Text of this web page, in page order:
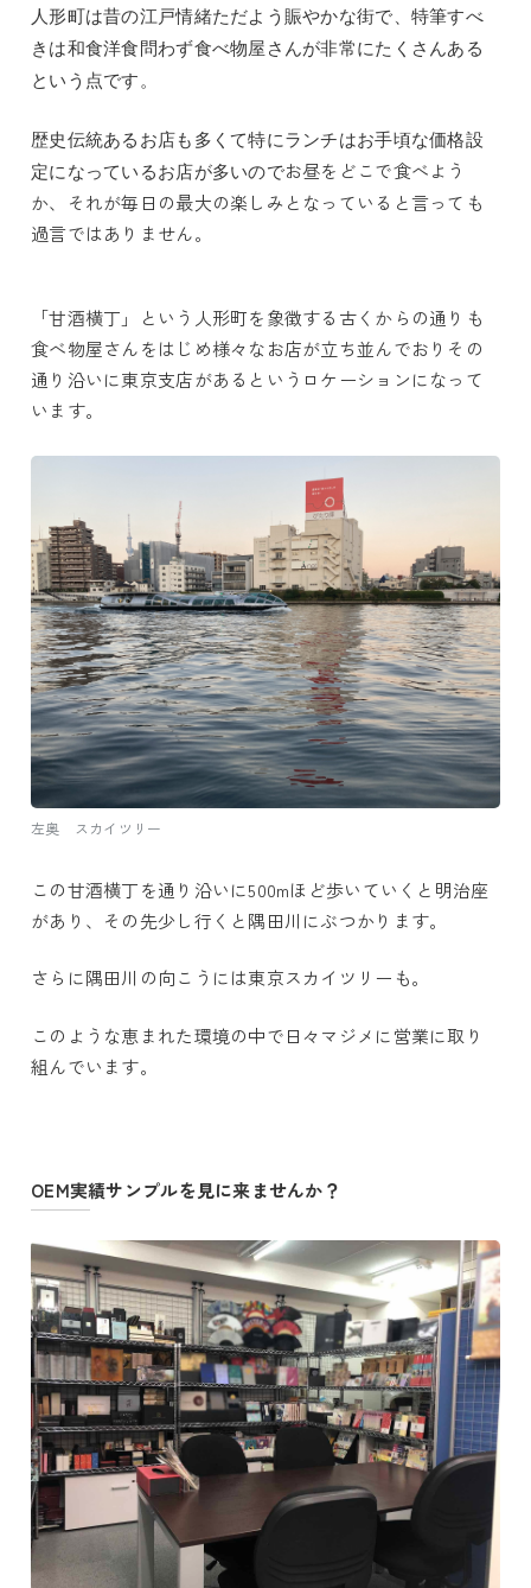
人形町は昔の江戸情緒ただよう賑やかな街で、特筆すべ
きは和食洋食問わず食べ物屋さんが非常にたくさんある
という点です。
歴史伝統あるお店も多くて特にランチはお手頃な価格設
定になっているお店が多いのでお昼をどこで食べよう
か、それが毎日の最大の楽しみとなっていると言っても
過言ではありません。
「甘酒横丁」という人形町を象徴する古くからの通りも
食べ物屋さんをはじめ様々なお店が立ち並んでおりその
通り沿いに東京支店があるというロケーションになって
います。
左奥 スカイツリー
この甘酒横丁を通り沿いに500mほど歩いていくと明治座
があり、その先少し行くと隅田川にぶつかります。
さらに隅田川の向こうには東京スカイツリーも。
このような恵まれた環境の中で日々マジメに営業に取り
組んでいます。
OEM実績サンプルを見に来ませんか？